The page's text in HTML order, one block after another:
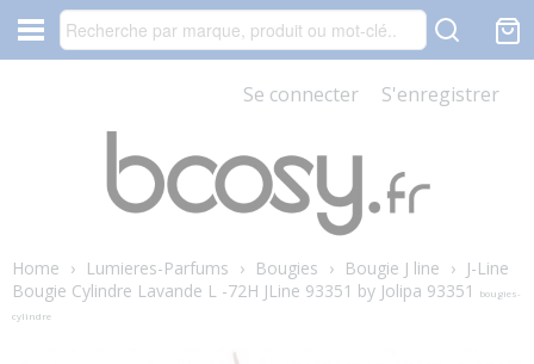
Se connecter S'enregistrer
Home › Lumieres-Parfums › Bougies › Bougie J line › J-Line
Bougie Cylindre Lavande L -72H JLine 93351 by Jolipa 93351
bougies-
cylindre